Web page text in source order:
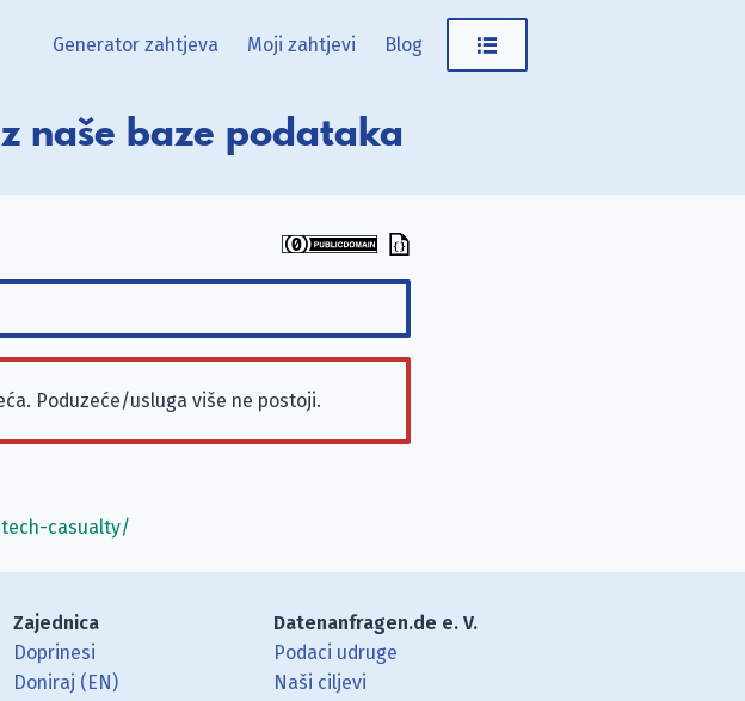
Generator zahtjeva Moji zahtjevi Blog
naše baze podataka
Poduzeće/usluga više ne postoji.
casualty/
Zajednica
Doprinesi
Doniraj (EN)
Datenanfragen.de e. V.
Podaci udruge
Naši ciljevi